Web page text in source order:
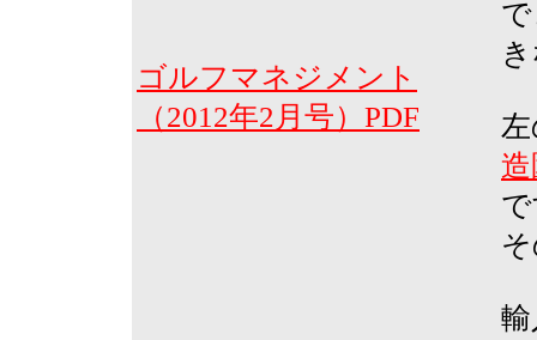
ゴルフマネジメント
（2012年2月号）PDF